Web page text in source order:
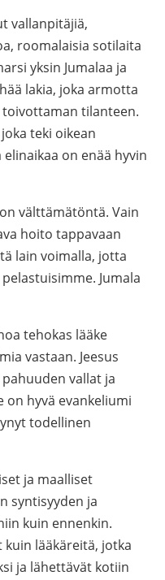
vallanpitäjiä,
roomalaisia sotilaita
yksin Jumalaa ja
lakia, joka armotta
tilanteen.
teki oikean
on enää hyvin
välttämätöntä. Vain
hoito tappavaan
lain voimalla, jotta
Jumala
tehokas lääke
vastaan. Jeesus
vallat ja
on hyvä evankeliumi
todellinen
ja maalliset
syntisyyden ja
kuin ennenkin.
kuin lääkäreitä, jotka
ja lähettävät kotiin